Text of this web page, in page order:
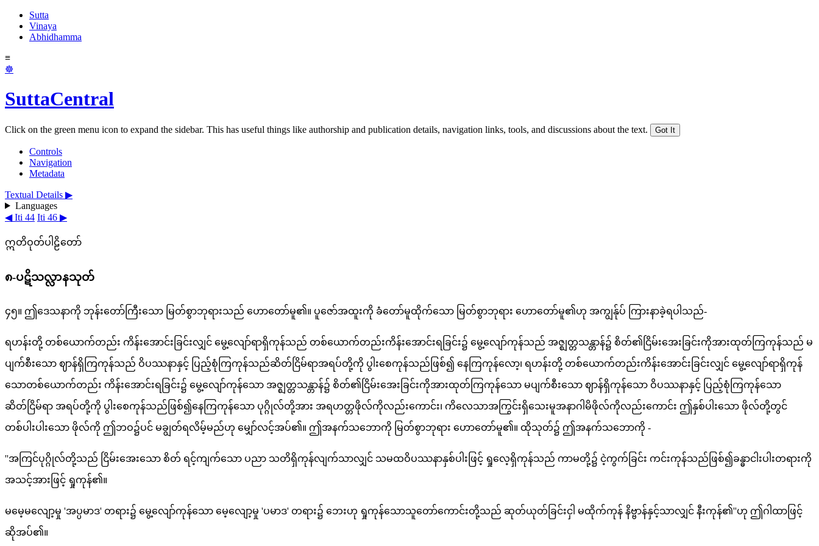
Sutta
Vinaya
Abhidhamma
≡
☸
SuttaCentral
Click on the green menu icon to expand the sidebar. This has useful things like authorship and publication details, navigation links, tools, and discussions about the text. Got It
Controls
Navigation
Metadata
Textual Details ▶
Languages
◀ Iti 44 Iti 46 ▶
ဣတိဝုတ်ပါဠိတော်
၈-ပဋိသလ္လာနသုတ်
၄၅။ ဤဒေသနာကို ဘုန်းတော်ကြီးသော မြတ်စွာဘုရားသည် ဟောတော်မူ၏။ ပူဇော်အထူးကို ခံတော်မူထိုက်သော မြတ်စွာဘုရား ဟောတော်မူ၏ဟု အကျွန်ုပ် ကြားနာခဲ့ရပါသည်-
ရဟန်းတို့ တစ်ယောက်တည်း ကိန်းအောင်းခြင်းလျှင် မွေ့လျော်ရာရှိကုန်သည် တစ်ယောက်တည်းကိန်းအောင်းရခြင်း၌ မွေ့လျော်ကုန်သည် အဇ္ဈတ္တသန္တာန်၌ စိတ်၏ငြိမ်းအေးခြင်းကိုအားထုတ်ကြကုန်သည် မ
ပျက်စီးသော ဈာန်ရှိကြကုန်သည် ဝိပဿနာနှင့် ပြည့်စုံကြကုန်သည်ဆိတ်ငြိမ်ရာအရပ်တို့ကို ပွါးစေကုန်သည်ဖြစ်၍ နေကြကုန်လော့၊ ရဟန်းတို့ တစ်ယောက်တည်းကိန်းအောင်းခြင်းလျှင် မွေ့လျော်ရာရှိကုန်
သောတစ်ယောက်တည်း ကိန်းအောင်းရခြင်း၌ မွေ့လျော်ကုန်သော အဇ္ဈတ္တသန္တာန်၌ စိတ်၏ငြိမ်းအေးခြင်းကိုအားထုတ်ကြကုန်သော မပျက်စီးသော ဈာန်ရှိကုန်သော ဝိပဿနာနှင့် ပြည့်စုံကြကုန်သော
ဆိတ်ငြိမ်ရာ အရပ်တို့ကို ပွါးစေကုန်သည်ဖြစ်၍နေကြကုန်သော ပုဂ္ဂိုလ်တို့အား အရဟတ္တဖိုလ်ကိုလည်းကောင်း၊ ကိလေသာအကြွင်းရှိသေးမူအနာဂါမိဖိုလ်ကိုလည်းကောင်း ဤနှစ်ပါးသော ဖိုလ်တို့တွင်
တစ်ပါးပါးသော ဖိုလ်ကို ဤဘဝ၌ပင် မချွတ်ရလိမ့်မည်ဟု မျှော်လင့်အပ်၏။ ဤအနက်သဘောကို မြတ်စွာဘုရား ဟောတော်မူ၏။ ထိုသုတ်၌ ဤအနက်သဘောကို -
''အကြင်ပုဂ္ဂိုလ်တို့သည် ငြိမ်းအေးသော စိတ် ရင့်ကျက်သော ပညာ သတိရှိကုန်လျက်သာလျှင် သမထဝိပဿနာနှစ်ပါးဖြင့် ရှုလေ့ရှိကုန်သည် ကာမတို့၌ ငဲ့ကွက်ခြင်း ကင်းကုန်သည်ဖြစ်၍ခန္ဓာငါးပါးတရားကို
အသင့်အားဖြင့် ရှုကုန်၏။
မမေ့မလျော့မှု 'အပ္ပမာဒ' တရား၌ မွေ့လျော်ကုန်သော မေ့လျော့မှု 'ပမာဒ' တရား၌ ဘေးဟု ရှုကုန်သောသူတော်ကောင်းတို့သည် ဆုတ်ယုတ်ခြင်းငှါ မထိုက်ကုန် နိဗ္ဗာန်နှင့်သာလျှင် နီးကုန်၏''ဟု ဤဂါထာဖြင့်
ဆိုအပ်၏။